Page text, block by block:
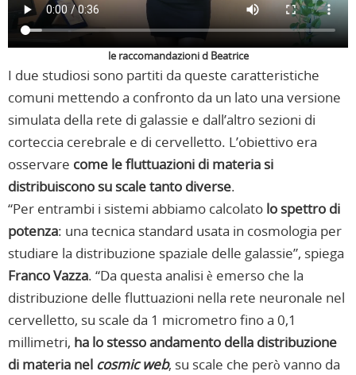
le raccomandazioni d Beatrice
I due studiosi sono partiti da queste caratteristiche
comuni mettendo a confronto da un lato una versione
simulata della rete di galassie e dall’altro sezioni di
corteccia cerebrale e di cervelletto. L’obiettivo era
osservare come le fluttuazioni di materia si
distribuiscono su scale tanto diverse.
“Per entrambi i sistemi abbiamo calcolato lo spettro di
potenza: una tecnica standard usata in cosmologia per
studiare la distribuzione spaziale delle galassie”, spiega
Franco Vazza. “Da questa analisi è emerso che la
distribuzione delle fluttuazioni nella rete neuronale nel
cervelletto, su scale da 1 micrometro fino a 0,1
millimetri, ha lo stesso andamento della distribuzione
di materia nel cosmic web, su scale che però vanno da